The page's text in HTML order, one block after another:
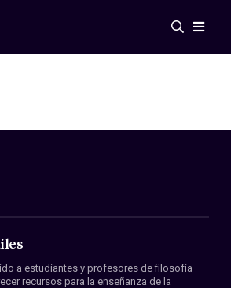
a estudiantes y profesores de filosofía
recursos para la enseñanza de la